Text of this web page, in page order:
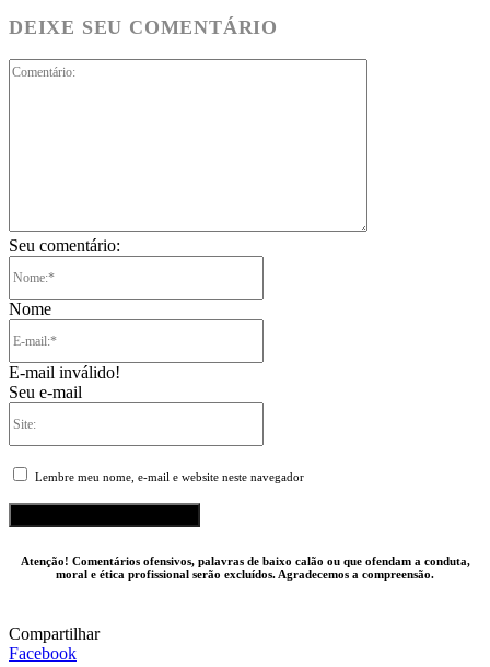
DEIXE SEU COMENTÁRIO
Seu comentário:
Nome
E-mail inválido!
Seu e-mail
Lembre meu nome, e-mail e website neste navegador
Atenção! Comentários ofensivos, palavras de baixo calão ou que ofendam a conduta,
moral e ética profissional serão excluídos. Agradecemos a compreensão.
Compartilhar
Facebook